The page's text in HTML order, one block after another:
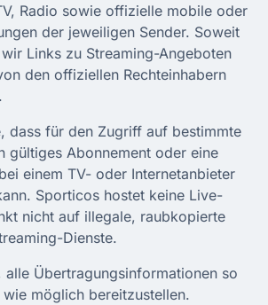
Radio sowie offizielle mobile oder
der jeweiligen Sender. Soweit
Links zu Streaming-Angeboten
den offiziellen Rechteinhabern
dass für den Zugriff auf bestimmte
gültiges Abonnement oder eine
einem TV- oder Internetanbieter
Sporticos hostet keine Live-
nicht auf illegale, raubkopierte
Dienste.
alle Übertragungsinformationen so
möglich bereitzustellen.